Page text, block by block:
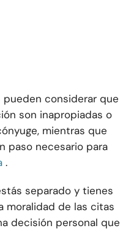
pueden considerar que
son inapropiadas o
mientras que
paso necesario para
.
separado y tienes
moralidad de las citas
decisión personal que